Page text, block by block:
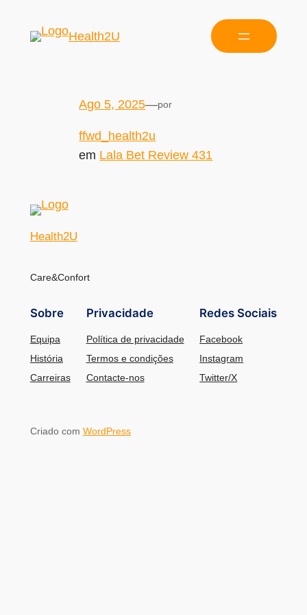
Health2U
Ago 5, 2025—por
ffwd_health2u
em Lala Bet Review 431
Health2U
Care&Confort
Sobre
Equipa
História
Carreiras
Privacidade
Política de privacidade
Termos e condições
Contacte-nos
Redes Sociais
Facebook
Instagram
Twitter/X
Criado com WordPress